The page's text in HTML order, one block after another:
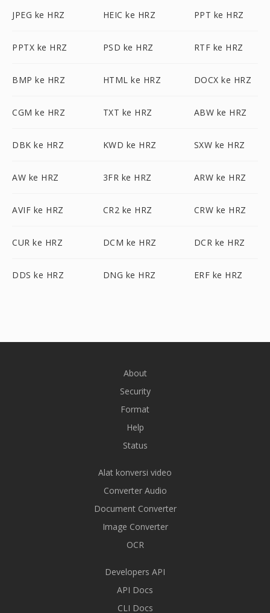
JPEG ke HRZ HEIC ke HRZ PPT ke HRZ
PPTX ke HRZ PSD ke HRZ RTF ke HRZ
BMP ke HRZ HTML ke HRZ DOCX ke HRZ
CGM ke HRZ TXT ke HRZ ABW ke HRZ
DBK ke HRZ KWD ke HRZ SXW ke HRZ
AW ke HRZ 3FR ke HRZ ARW ke HRZ
AVIF ke HRZ CR2 ke HRZ CRW ke HRZ
CUR ke HRZ DCM ke HRZ DCR ke HRZ
DDS ke HRZ DNG ke HRZ ERF ke HRZ
About
Security
Format
Help
Status
Alat konversi video
Converter Audio
Document Converter
Image Converter
OCR
Developers API
API Docs
CLI Docs